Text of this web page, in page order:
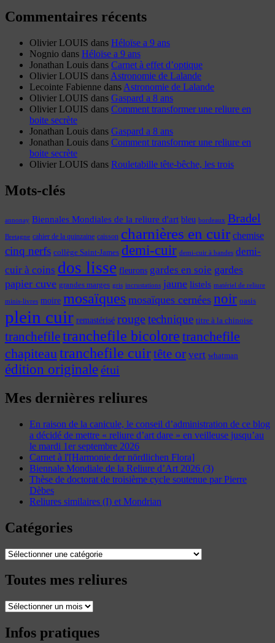
Commentaires récents
Olivier LOUIS dans Héloïse a 9 ans
Nognio dans Héloïse a 9 ans
Jonathan Louis dans Carnet à effet d’optique
Olivier LOUIS dans Astronomie de Lalande
Lecointe Fabienne dans Astronomie de Lalande
Olivier LOUIS dans Gaspard a 8 ans
Olivier LOUIS dans Comment transformer une reliure en
boite secrète
Jonathan Louis dans Gaspard a 8 ans
Jonathan Louis dans Comment transformer une reliure en
boite secrète
Olivier LOUIS dans Rouletabille tête-bêche, les trois
Mots-clés
annonay Biennales Mondiales de la reliure d'art bleu bordeaux Bradel
Bretagne cahier de la quinzaine caisson charnières en cuir chemise
cinq nerfs collège Saint-James demi-cuir demi-cuir à bandes demi-
cuir à coins dos lisse fleurons gardes en soie gardes
papier cuve grandes marges gris incrustations jaune listels matériel de reliure
minis-livres moire mosaïques mosaïques cernées noir oasis
plein cuir remastérisé rougetechnique titre à la chinoise
tranchefiletranchefile bicolore tranchefile
chapiteau tranchefile cuirtête or vert whatman
édition originaleétui
Mes dernières reliures
En raison de la canicule, le conseil d’administration de ce blog
a décidé de mettre « reliure d’art dare » en veilleuse jusqu’au
le mardi 1er septembre 2026
Carnet à l'[Harmonie der nördlichen Flora]
Biennale Mondiale de la Reliure d’Art 2026 (3)
Thèse de doctorat de troisième cycle soutenue par Pierre
Dèbes
Reliures similaires (I) et Mondrian
Catégories
Catégories
Toutes mes reliures
Toutes
reliures
Infos pratiques